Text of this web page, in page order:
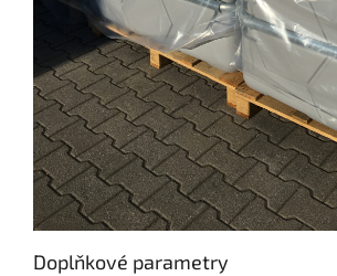
Doplňkové parametry